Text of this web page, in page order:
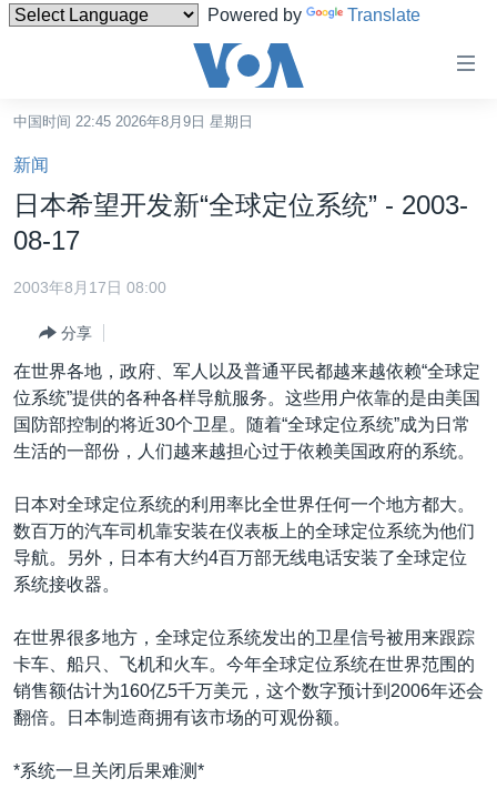
Powered by Translate
碍
链
接
转
内
转
到
导
航
转
到
检
索
国际
最新国际新闻
印太
中东
欧洲
非洲
美洲
全球议题
分类新闻
经济·金融·贸易
人权·法律·宗教
科教·文娱·体健
军事
劳工
环境
美中关系
热点专题
白宫要闻
国会报道
美中关系
美国建国250周年
埃博拉疫情
美国之音专访
台海两岸关系
VOA视频
VOA今日焦点
中文广播
关注我们
中国时间 22:45 2026年8月9日 星期日
新闻
日本希望开发新“全球定位系统” - 2003-
08-17
2003年8月17日 08:00
分享
在世界各地，政府、军人以及普通平民都越来越依赖“全球定
位系统”提供的各种各样导航服务。这些用户依靠的是由美国
国防部控制的将近30个卫星。随着“全球定位系统”成为日常
生活的一部份，人们越来越担心过于依赖美国政府的系统。
日本对全球定位系统的利用率比全世界任何一个地方都大。
数百万的汽车司机靠安装在仪表板上的全球定位系统为他们
导航。另外，日本有大约4百万部无线电话安装了全球定位
系统接收器。
在世界很多地方，全球定位系统发出的卫星信号被用来跟踪
卡车、船只、飞机和火车。今年全球定位系统在世界范围的
销售额估计为160亿5千万美元，这个数字预计到2006年还会
翻倍。日本制造商拥有该市场的可观份额。
*系统一旦关闭后果难测*